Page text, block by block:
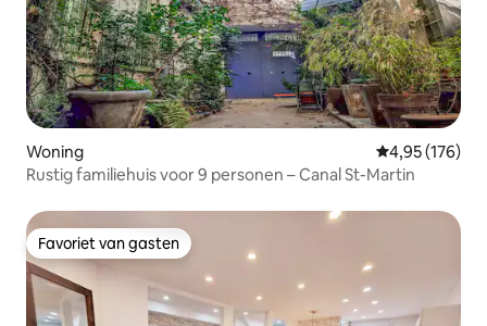
Woning Gemiddelde
4,95 (176)
Rustig familiehuis voor 9 personen – Canal St-Martin
Favoriet van gasten
Favoriet van gasten